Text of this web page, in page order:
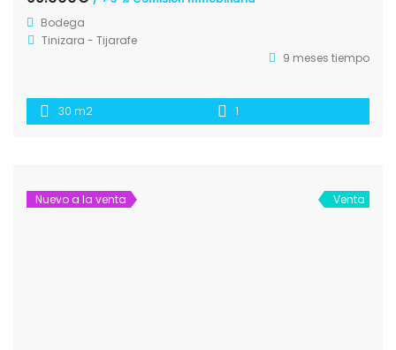
Bodega
Tinizara - Tijarafe
9 meses tiempo
30 m2 1
Nuevo a la venta Venta